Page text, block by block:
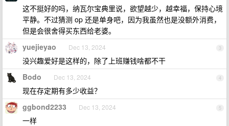
这不挺好的吗，纳瓦尔宝典里说，欲望越少，越幸福，保持心境
平静。不过猜测 op 还是单身吧，因为我虽然也是没额外消费，
但是会很舍得买东西给老婆。
3
yuejieyao Dec 13, 2024
没兴趣爱好是这样的，除了上班赚钱啥都不干
4
Bodo Dec 13, 2024
现在存定期有多少收益？
5
ggbond2233 Dec 13, 2024
一样